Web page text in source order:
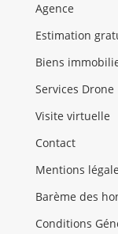
Agence
Estimation
Biens
Services Drone
Visite virtuelle
Contact
Mentions
Barème des
Conditions